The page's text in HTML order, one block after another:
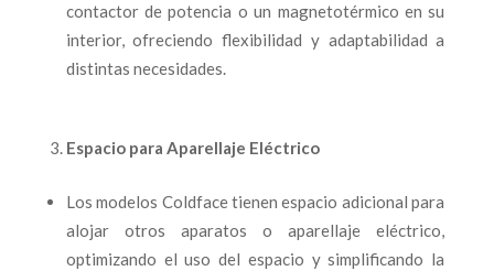
contactor de potencia o un magnetotérmico en su
interior, ofreciendo flexibilidad y adaptabilidad a
distintas necesidades.
Espacio para Aparellaje Eléctrico
Los modelos Coldface tienen espacio adicional para
alojar otros aparatos o aparellaje eléctrico,
optimizando el uso del espacio y simplificando la